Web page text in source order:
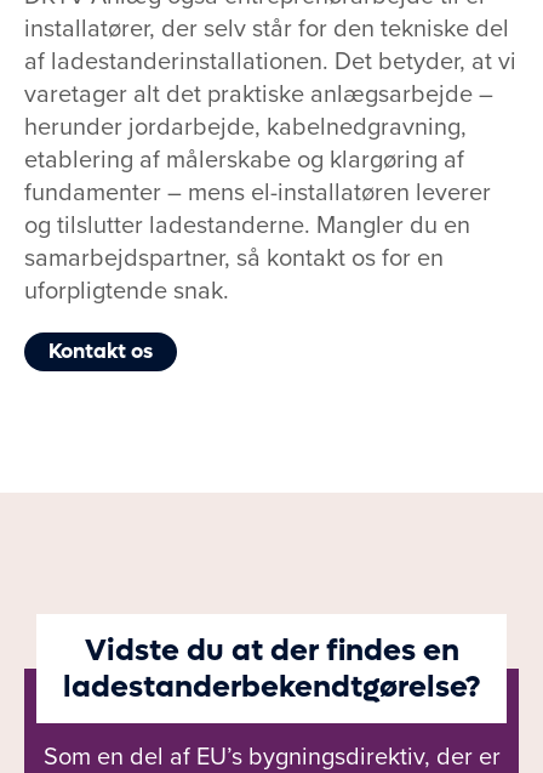
installatører, der selv står for den tekniske del
af ladestanderinstallationen. Det betyder, at vi
varetager alt det praktiske anlægsarbejde –
herunder jordarbejde, kabelnedgravning,
etablering af målerskabe og klargøring af
fundamenter – mens el-installatøren leverer
og tilslutter ladestanderne. Mangler du en
samarbejdspartner, så kontakt os for en
uforpligtende snak.
Kontakt os
Vidste du at der findes en
ladestanderbekendtgørelse?
Som en del af EU’s bygningsdirektiv, der er